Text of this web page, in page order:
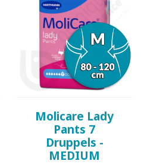
Molicare Lady
Pants 7
Druppels -
MEDIUM